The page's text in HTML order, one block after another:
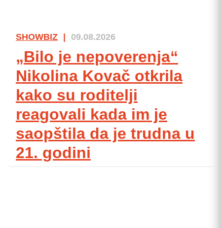
SHOWBIZ 09.08.2026
„Bilo je nepoverenja“
Nikolina Kovač otkrila
kako su roditelji
reagovali kada im je
saopštila da je trudna u
21. godini